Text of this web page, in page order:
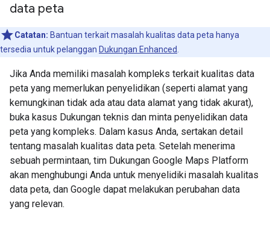
data peta
Catatan: Bantuan terkait masalah kualitas data peta hanya
tersedia untuk pelanggan Dukungan Enhanced
Jika Anda memiliki masalah kompleks terkait kualitas data
peta yang memerlukan penyelidikan (seperti alamat yang
kemungkinan tidak ada atau data alamat yang tidak akurat),
buka kasus Dukungan teknis dan minta penyelidikan data
peta yang kompleks. Dalam kasus Anda, sertakan detail
tentang masalah kualitas data peta. Setelah menerima
sebuah permintaan, tim Dukungan Google Maps Platform
akan menghubungi Anda untuk menyelidiki masalah kualitas
data peta, dan Google dapat melakukan perubahan data
yang relevan.